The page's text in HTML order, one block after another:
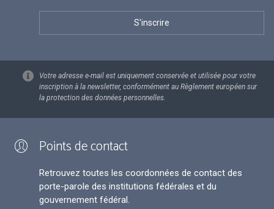
Votre adresse e-mail est uniquement conservée et utilisée pour votre
inscription à la newsletter, conformément au Règlement européen sur
la protection des données personnelles.
Points de contact
Retrouvez toutes les coordonnées de contact des
porte-parole des institutions fédérales et du
gouvernement fédéral.